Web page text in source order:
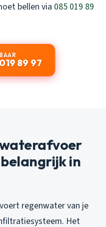
bellen via 085 019 89
89 97
in
regenwater van je
Het